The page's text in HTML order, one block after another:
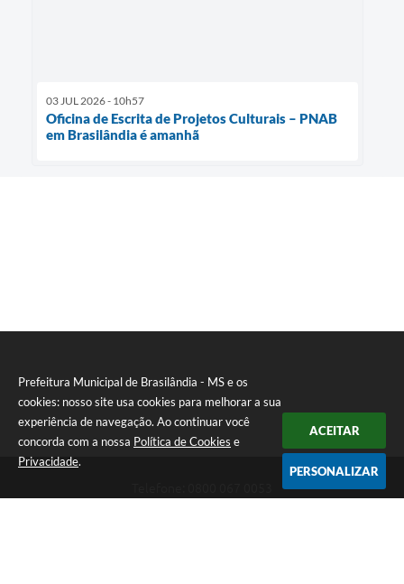
Prefeitura Municipal de Brasilândia - MS e os
cookies: nosso site usa cookies para melhorar a sua
experiência de navegação. Ao continuar você
concorda com a nossa Política de Cookies e
Privacidade.
ACEITAR
PERSONALIZAR
03 JUL 2026 - 10h57
Oficina de Escrita de Projetos Culturais – PNAB
em Brasilândia é amanhã